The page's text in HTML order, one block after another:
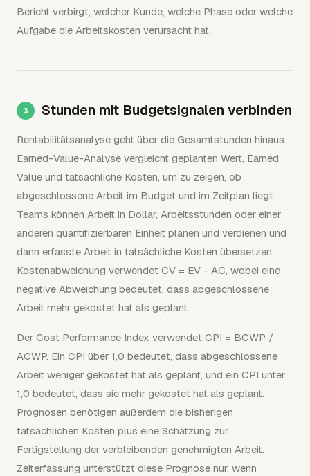
Bericht verbirgt, welcher Kunde, welche Phase oder welche
Aufgabe die Arbeitskosten verursacht hat.
Stunden mit Budgetsignalen verbinden
Rentabilitätsanalyse geht über die Gesamtstunden hinaus.
Earned-Value-Analyse vergleicht geplanten Wert, Earned
Value und tatsächliche Kosten, um zu zeigen, ob
abgeschlossene Arbeit im Budget und im Zeitplan liegt.
Teams können Arbeit in Dollar, Arbeitsstunden oder einer
anderen quantifizierbaren Einheit planen und verdienen und
dann erfasste Arbeit in tatsächliche Kosten übersetzen.
Kostenabweichung verwendet CV = EV - AC, wobei eine
negative Abweichung bedeutet, dass abgeschlossene
Arbeit mehr gekostet hat als geplant.
Der Cost Performance Index verwendet CPI = BCWP /
ACWP. Ein CPI über 1,0 bedeutet, dass abgeschlossene
Arbeit weniger gekostet hat als geplant, und ein CPI unter
1,0 bedeutet, dass sie mehr gekostet hat als geplant.
Prognosen benötigen außerdem die bisherigen
tatsächlichen Kosten plus eine Schätzung zur
Fertigstellung der verbleibenden genehmigten Arbeit.
Zeiterfassung unterstützt diese Prognose nur, wenn